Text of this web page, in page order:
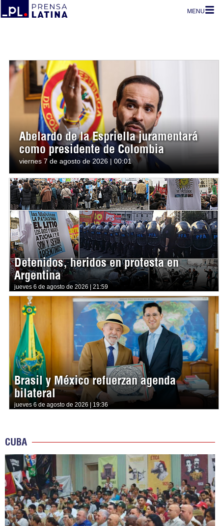
MENU
Abelardo de la Espriella juramentará
como presidente de Colombia
viernes 7 de agosto de 2026 | 00:01
Detenidos, heridos en protesta en
Argentina
jueves 6 de agosto de 2026 | 21:59
Brasil y México refuerzan agenda
bilateral
jueves 6 de agosto de 2026 | 19:36
CUBA